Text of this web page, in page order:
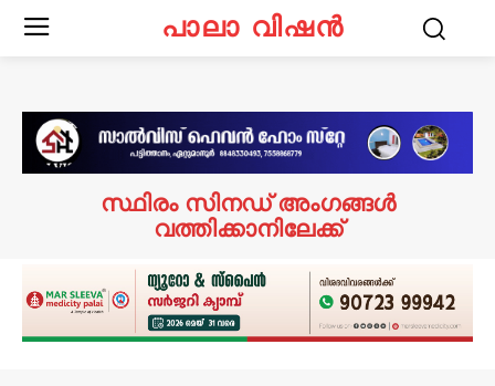
പാലാ വിഷൻ
സ്ഥിരം സിനഡ് അംഗങ്ങൾ
വത്തിക്കാനിലേക്ക്